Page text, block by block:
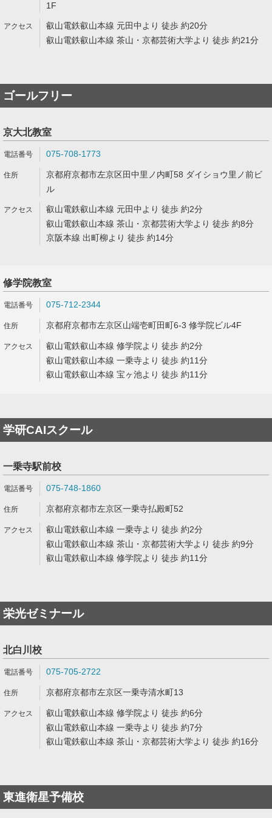
1F
叡山電鉄叡山本線 元田中より 徒歩 約20分
叡山電鉄叡山本線 茶山・京都芸術大学より 徒歩 約21分
ゴールフリー
京大北教室
075-708-1773
京都府京都市左京区田中里ノ内町58 ダイショウ里ノ前ビ
ル
叡山電鉄叡山本線 元田中より 徒歩 約2分
叡山電鉄叡山本線 茶山・京都芸術大学より 徒歩 約8分
京阪本線 出町柳より 徒歩 約14分
修学院教室
075-712-2344
京都府京都市左京区山端壱町田町6-3 修学院ビル4F
叡山電鉄叡山本線 修学院より 徒歩 約2分
叡山電鉄叡山本線 一乗寺より 徒歩 約11分
叡山電鉄叡山本線 宝ヶ池より 徒歩 約11分
学研CAIスクール
一乗寺駅前校
075-748-1860
京都府京都市左京区一乗寺払殿町52
叡山電鉄叡山本線 一乗寺より 徒歩 約2分
叡山電鉄叡山本線 茶山・京都芸術大学より 徒歩 約9分
叡山電鉄叡山本線 修学院より 徒歩 約11分
栄光ゼミナール
北白川校
075-705-2722
京都府京都市左京区一乗寺清水町13
叡山電鉄叡山本線 修学院より 徒歩 約6分
叡山電鉄叡山本線 一乗寺より 徒歩 約7分
叡山電鉄叡山本線 茶山・京都芸術大学より 徒歩 約16分
東進衛星予備校